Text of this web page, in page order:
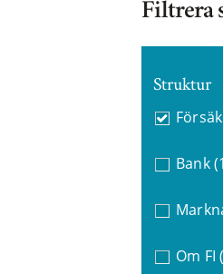
Filtrera
Struktur
Bank
Om FI